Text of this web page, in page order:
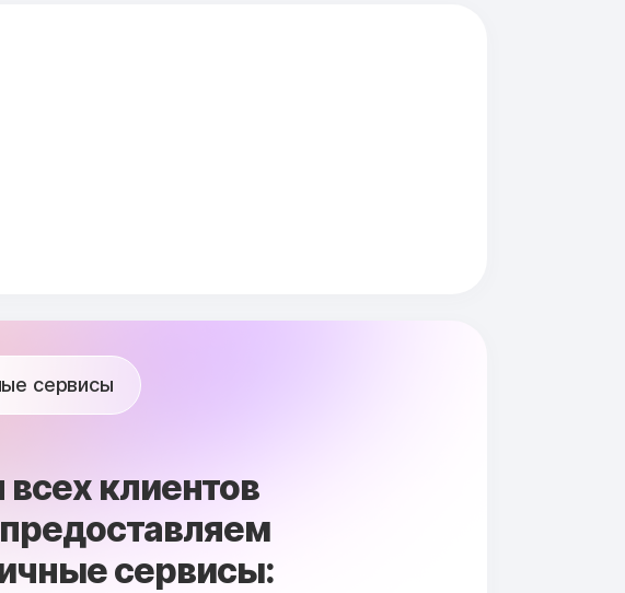
сервисы
клиентов
сервисы: